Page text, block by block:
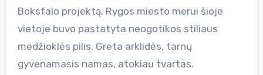
Boksfalo projektą, Rygos miesto merui šioje
vietoje buvo pastatyta neogotikos stiliaus
medžioklės pilis. Greta arklidės, tarnų
gyvenamasis namas, atokiau tvartas.